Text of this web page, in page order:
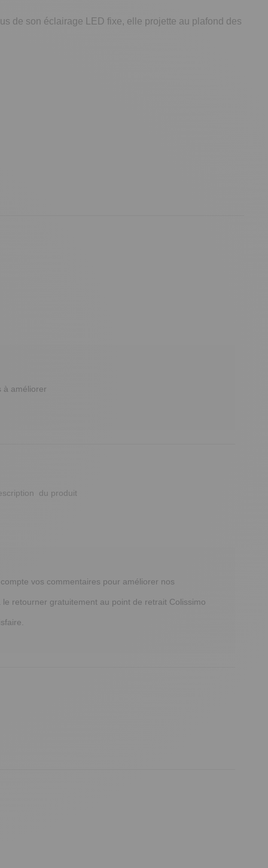
de son éclairage LED fixe, elle projette au plafond des
à améliorer
du produit
vos commentaires pour améliorer nos
retourner gratuitement au point de retrait Colissimo